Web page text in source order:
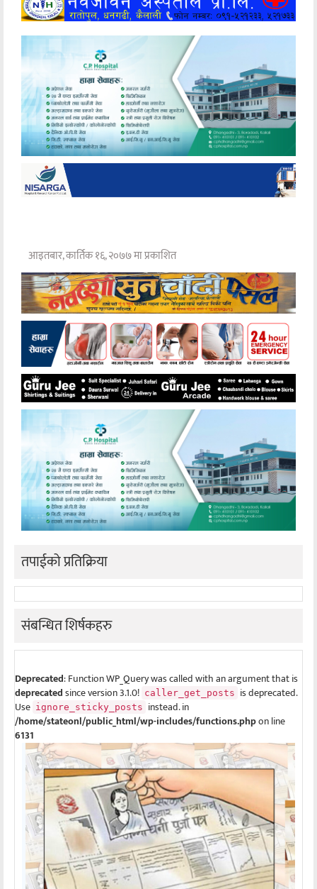
मनोरञ्जन
अन्य
आइतबार, कार्तिक १६, २०७७ मा प्रकाशित
तपाईको प्रतिक्रिया
संबन्धित शिर्षकहरु
Deprecated: Function WP_Query was called with an argument that is
deprecatedsince version 3.1.0! caller_get_posts is deprecated.
Use ignore_sticky_posts instead. in
/home/stateonl/public_html/wp-includes/functions.phpon line
6131